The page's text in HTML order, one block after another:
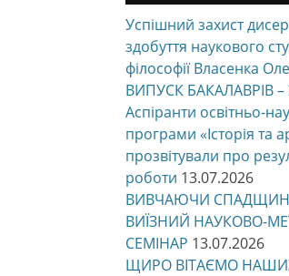
Успішний захист
здобуття наукового
філософії Власенка
ВИПУСК БАКАЛАВРІВ –
Аспіранти освітньо-
програми «Історія та
прозвітували про
роботи 13.07.2026
ВИВЧАЮЧИ
ВИЇЗНИЙ НАУКОВО-
СЕМІНАР 13.07.2026
ЩИРО ВІТАЄМО